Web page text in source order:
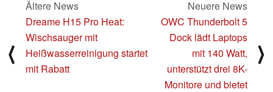
⟨
Ältere News
Dreame H15 Pro Heat:
Wischsauger mit
Heißwasserreinigung startet
mit Rabatt
Neuere News
OWC Thunderbolt 5
Dock lädt Laptops
mit 140 Watt,
unterstützt drei 8K-
Monitore und bietet
⟩